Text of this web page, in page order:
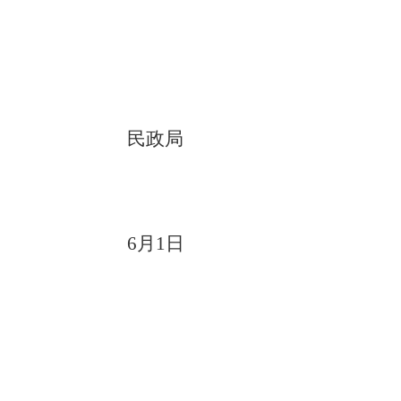
民政局
6月1日